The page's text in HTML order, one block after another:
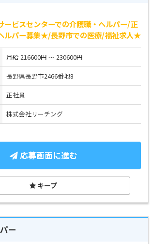
ービスセンターでの介護職・ヘルパー/正
ルパー募集★/長野市での医療/福祉求人★
月給 216600円 ～ 230600円
長野県長野市2466番地8
正社員
株式会社リーチング
応募画面に進む
キープ
ー